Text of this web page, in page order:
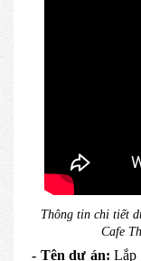
Thông tin chi tiết
Cafe
- Tên dự án: Lắp